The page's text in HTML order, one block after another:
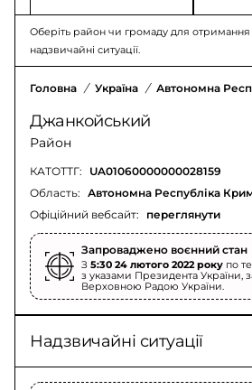
Оберіть район чи громаду для отримання
надзвичайні ситуації.
Головна / Україна / Автономна
Джанкойський
Район
КАТОТТГ: UA01060000000028159
Офіційний вебсайт: переглянути
Область: Автономна Республіка
Запроваджено воєнний стан
З 5:30 24 лютого 2022 року по
з указами Президента України,
Верховною Радою України.
Надзвичайні ситуації